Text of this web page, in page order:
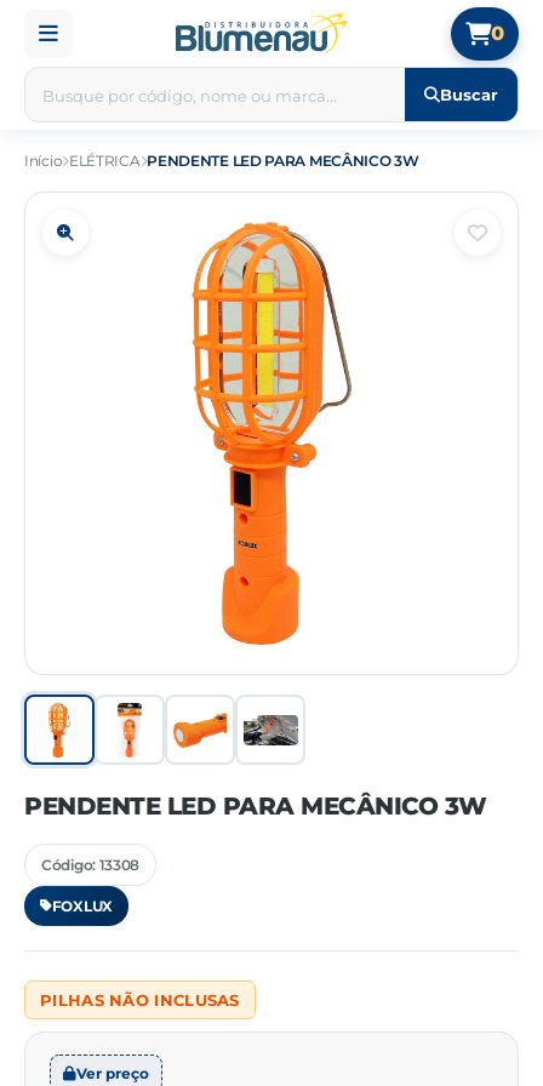
Buscar
0
Início ELÉTRICA PENDENTE LED PARA MECÂNICO 3W
PENDENTE LED PARA MECÂNICO 3W
Código: 13308
FOXLUX
PILHAS NÃO INCLUSAS
Ver preço